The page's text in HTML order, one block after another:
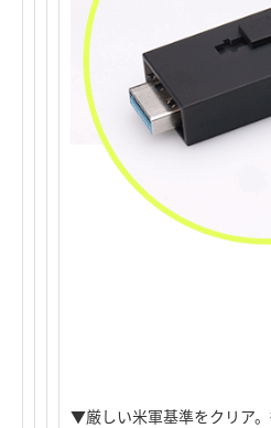
▼厳しい米軍基準をクリア